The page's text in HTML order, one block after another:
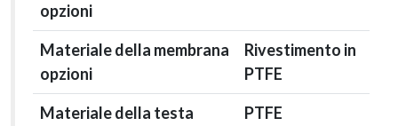
opzioni
Materiale della membrana
opzioni
Rivestimento in
PTFE
Materiale della testa
PTFE